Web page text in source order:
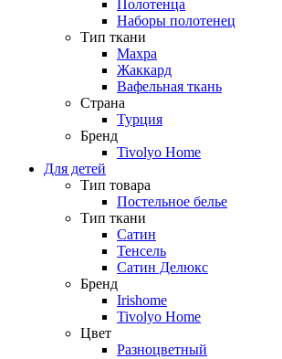
Полотенца
Наборы полотенец
Тип ткани
Махра
Жаккард
Вафельная ткань
Страна
Турция
Бренд
Tivolyo Home
Для детей
Тип товара
Постельное белье
Тип ткани
Сатин
Тенсель
Сатин Делюкс
Бренд
Irishome
Tivolyo Home
Цвет
Разноцветный